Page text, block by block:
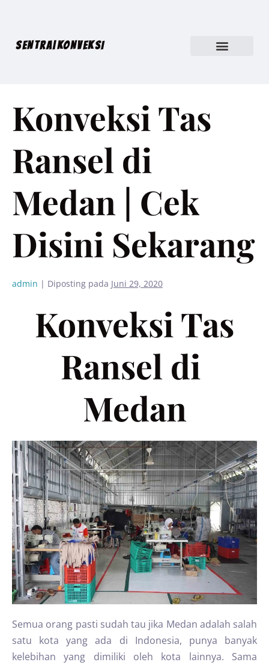
SENTRA|KONVEKSI
Konveksi Tas
Ransel di
Medan | Cek
Disini Sekarang
admin | Diposting pada Juni 29, 2020
Konveksi Tas
Ransel di
Medan
Semua orang pasti sudah tau jika Medan adalah salah
satu kota yang ada di Indonesia, punya banyak
kelebihan yang dimiliki oleh kota lainnya. Sama